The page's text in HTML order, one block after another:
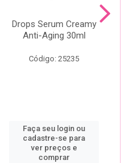
Drops Serum Creamy
Anti-Aging 30ml
Código: 25235
Faça seu login ou
cadastre-se para
ver preços e
comprar